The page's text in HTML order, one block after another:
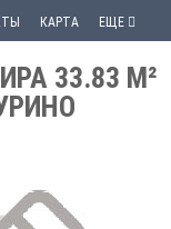
КАРТА ЕЩЕ
33.83 М²